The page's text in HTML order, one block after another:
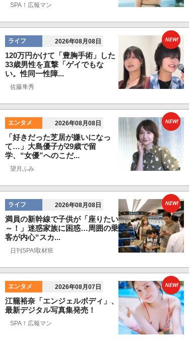
SPA！広報マン
ライフ 2026年08月08日
120万円かけて「豊胸手術」した
33歳男性を直撃「ゲイでもな
い。性同一性障...
佐藤隼秀
NEW!
エンタメ 2026年08月08日
「好きだった芝居が嫌いになっ
て…」大島優子が29歳で留
学、“女優”へのこだ...
望月ふみ
NEW!
ライフ 2026年08月08日
満員の新幹線で子供が「座りたい
～！」迷惑家族に困惑…周囲の乗
客が内心“スカ...
日刊SPA!取材班
NEW!
エンタメ 2026年08月07日
江籠裕奈「エンジェルボディ」、
最新デジタル写真集発売！
SPA！広報マン
NEW!